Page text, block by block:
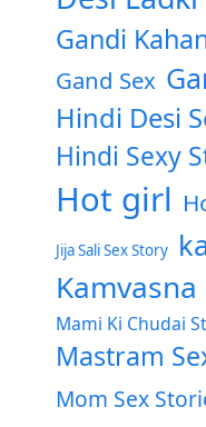
Gandi
Gand Sex
Hindi Desi
Hindi Sexy
Hot girl
Jija Sali Sex Story
Kamvasna
Mami Ki Chudai
Mastram
Mom Sex